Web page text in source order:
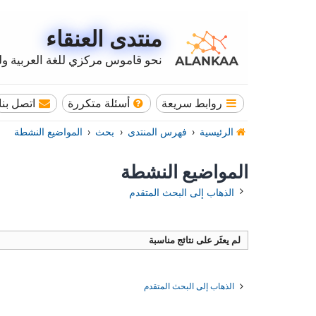
منتدى العنقاء
نحو قاموس مركزي للغة العربية
روابط سريعة أسئلة متكررة اتصل بنا
الرئيسية فهرس المنتدى بحث المواضيع النشطة
المواضيع النشطة
الذهاب إلى البحث المتقدم
لم يعثَر على نتائج مناسبة
الذهاب إلى البحث المتقدم